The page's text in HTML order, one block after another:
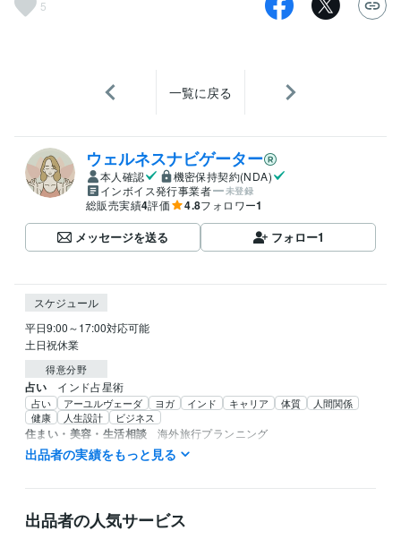
5
一覧に戻る
ウェルネスナビゲーター
本人確認
機密保持契約(NDA)
インボイス発行事業者
未登録
総販売実績4評価 4.8フォロワー1
メッセージを送る フォロー1
スケジュール
平日9:00～17:00対応可能
土日祝休業
得意分野
占い インド占星術
占い アーユルヴェーダ ヨガ インド キャリア 体質
人間関係
健康
人生設計 ビジネス
住まい・美容・生活相談 海外旅行プランニング
旅行 お出掛けの相談 アーユルヴェーダ
語学力
出品者の実績をもっと見る
出品者の人気サービス